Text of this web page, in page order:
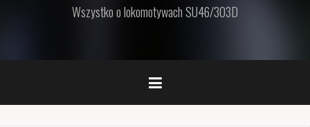
Wszystko o lokomotywach SU46/303D